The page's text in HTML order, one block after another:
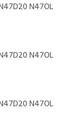
N47OL
N47OL
N47OL